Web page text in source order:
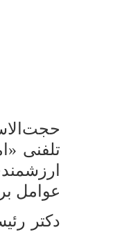
تلفنی
عوامل
دکتر